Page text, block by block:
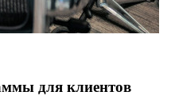
для клиентов